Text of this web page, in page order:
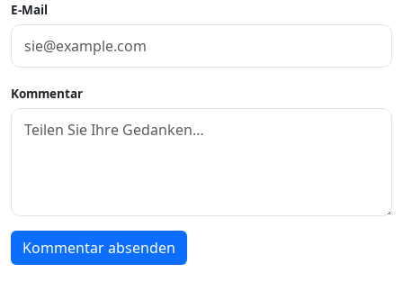
E-Mail
Kommentar
Kommentar absenden